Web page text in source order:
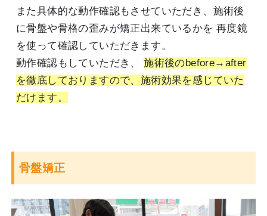
また具体的な動作確認もさせていただき、施術後
に骨盤や骨格の歪みが矯正出来ているかを 再度鏡
を使って確認していただきます。
動作確認もしていただき、施術後のbefore→after
を徹底しておりますので、施術効果を感じていた
だけます。
骨盤矯正